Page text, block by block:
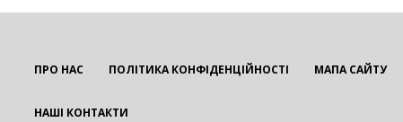
ПРО НАС ПОЛІТИКА КОНФІДЕНЦІЙНОСТІ МАПА САЙТУ
НАШІ КОНТАКТИ